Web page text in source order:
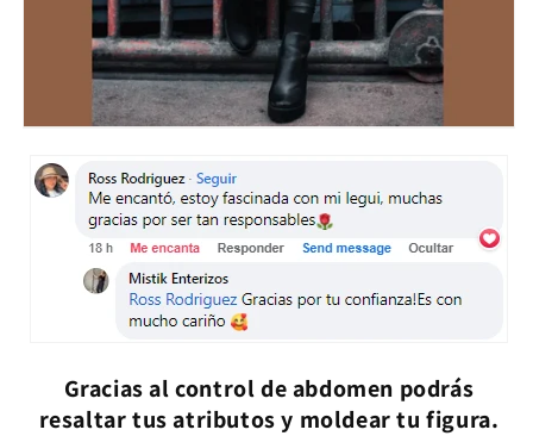
Gracias al control de abdomen podrás
resaltar tus atributos y moldear tu figura.